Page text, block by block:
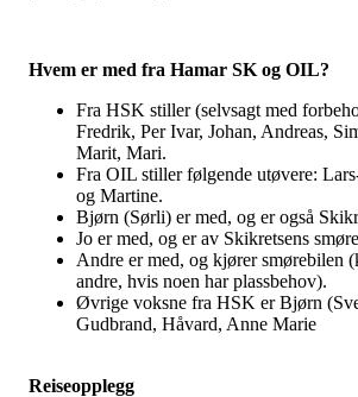
Hvem er med fra Hamar SK og OIL?
Fra HSK stiller (selvsagt med
Fredrik, Per Ivar, Johan, Andreas,
Marit, Mari.
Fra OIL stiller følgende utøvere:
og Martine.
Bjørn (Sørli) er med, og er også
Jo er med, og er av Skikretsens
Andre er med, og kjører smørebilen
andre, hvis noen har plassbehov).
Øvrige voksne fra HSK er Bjørn
Gudbrand, Håvard, Anne Marie
Reiseopplegg